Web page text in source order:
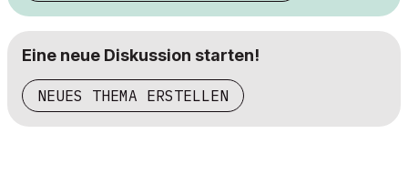
Eine neue Diskussion starten!
NEUES THEMA ERSTELLEN